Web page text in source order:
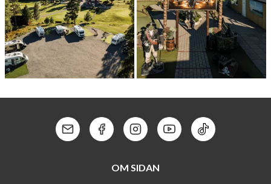
Kontakt: MailKontakt: Facebook
Kontakt: Instagram
Kontakt: Youtube
Kontakt: Tik
OM SIDAN